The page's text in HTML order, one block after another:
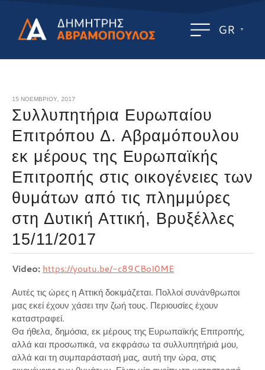
GR
15 ΝΟΕΜΒΡΊΟΥ, 2017
Συλλυπητήρια Ευρωπαίου
Επιτρόπου Δ. Αβραμόπουλου
εκ μέρους της Ευρωπαϊκής
Επιτροπής στις οικογένειες των
θυμάτων από τις πλημμύρες
στη Δυτική Αττική, Βρυξέλλες
15/11/2017
Video: https://youtu.be/-c89CBoI0ME
Αυτές τις ώρες η Αττική δοκιμάζεται. Πολλοί συνάνθρωποι
μας εκεί έχουν χάσει την ζωή τους. Περιουσίες έχουν
καταστραφεί.
Θα ήθελα, δημόσια, εκ μέρους της Ευρωπαϊκής Επιτροπής,
αλλά και προσωπικά, να εκφράσω τα συλλυπητήριά μου,
αλλά και τη συμπαράστασή μας, αυτή την ώρα, στις